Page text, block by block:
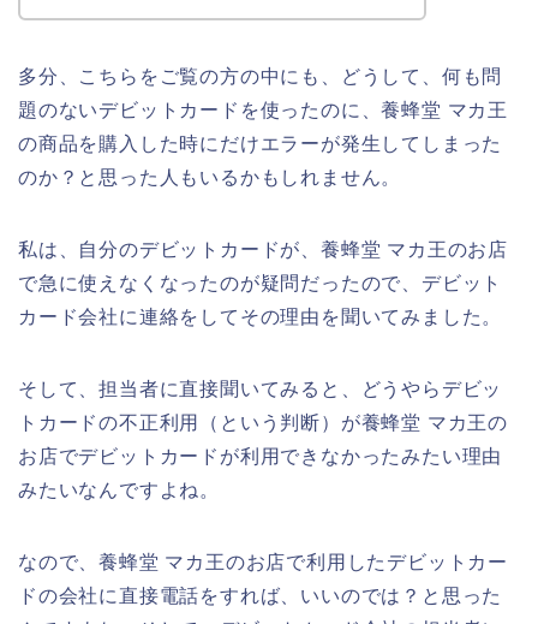
多分、こちらをご覧の方の中にも、どうして、何も問
題のないデビットカードを使ったのに、養蜂堂 マカ王
の商品を購入した時にだけエラーが発生してしまった
のか？と思った人もいるかもしれません。
私は、自分のデビットカードが、養蜂堂 マカ王のお店
で急に使えなくなったのが疑問だったので、デビット
カード会社に連絡をしてその理由を聞いてみました。
そして、担当者に直接聞いてみると、どうやらデビッ
トカードの不正利用（という判断）が養蜂堂 マカ王の
お店でデビットカードが利用できなかったみたい理由
みたいなんですよね。
なので、養蜂堂 マカ王のお店で利用したデビットカー
ドの会社に直接電話をすれば、いいのでは？と思った